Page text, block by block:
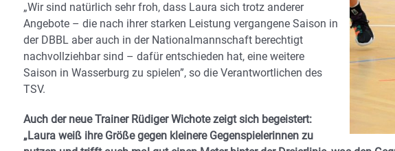
„Wir sind natürlich sehr froh, dass Laura sich trotz anderer
Angebote – die nach ihrer starken Leistung vergangene Saison in
der DBBL aber auch in der Nationalmannschaft berechtigt
nachvollziehbar sind – dafür entschieden hat, eine weitere
Saison in Wasserburg zu spielen”, so die Verantwortlichen des
TSV.
Auch der neue Trainer Rüdiger Wichote zeigt sich begeistert:
„Laura weiß ihre Größe gegen kleinere Gegenspielerinnen zu